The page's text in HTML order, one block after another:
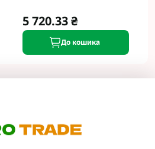
5 720.33 ₴
До кошика